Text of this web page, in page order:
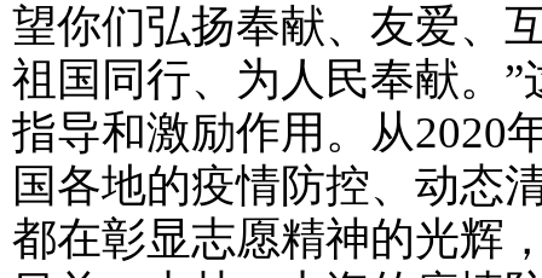
望你们弘扬奉献、友爱、
祖国同行、为人民奉献。
指导和激励作用。从2020
国各地的疫情防控、动态
都在彰显志愿精神的光辉